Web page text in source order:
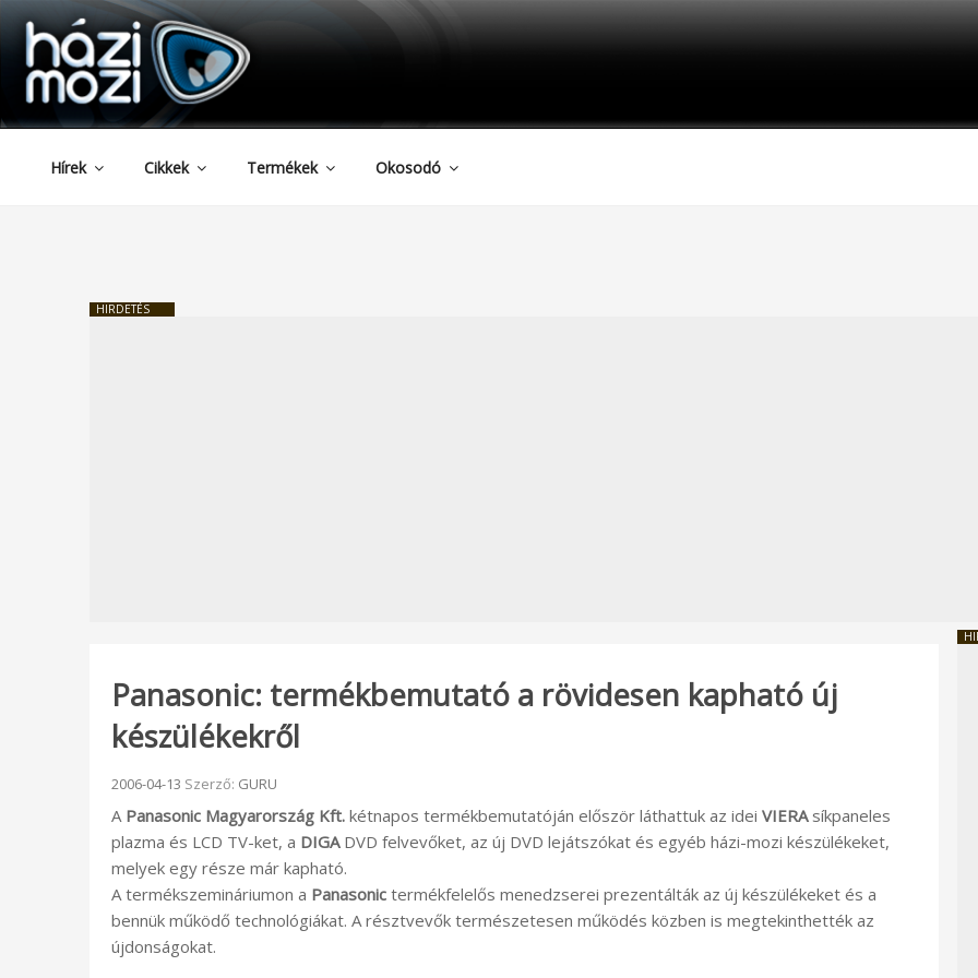
Tartalomhoz
HAZIMOZI
Hírek Cikkek Termékek Okosodó
HIRDETÉS
Panasonic: termékbemutató a rövidesen kapható új
készülékekről
Beküldve:
2006-04-13 Szerző: GURU
A Panasonic Magyarország Kft. kétnapos termékbemutatóján először láthattuk az idei VIERAsíkpaneles
plazma és LCD TV-ket, a DIGADVD felvevőket, az új DVD lejátszókat és egyéb házi-mozi készülékeket,
melyek egy része már kapható.
A termékszemináriumon a Panasonic termékfelelős menedzserei prezentálták az új készülékeket és a
bennük működő technológiákat. A résztvevők természetesen működés közben is megtekinthették az
újdonságokat.